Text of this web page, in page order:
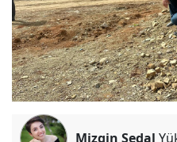
Mizgin Şedal